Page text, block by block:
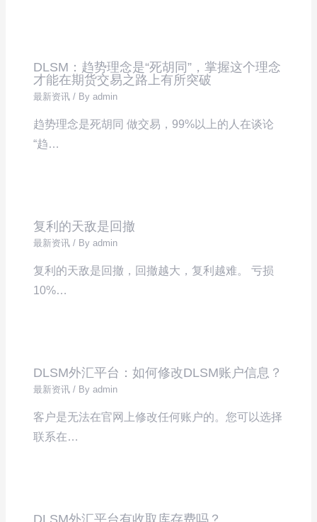
DLSM：趋势理念是“死胡同”，掌握这个理念
才能在期货交易之路上有所突破
最新资讯 / Byadmin
趋势理念是死胡同 做交易，99%以上的人在谈论
“趋…
复利的天敌是回撤
最新资讯 / Byadmin
复利的天敌是回撤，回撤越大，复利越难。 亏损
10%…
DLSM外汇平台：如何修改DLSM账户信息？
最新资讯 / Byadmin
客户是无法在官网上修改任何账户的。您可以选择
联系在…
DLSM外汇平台有收取库存费吗？